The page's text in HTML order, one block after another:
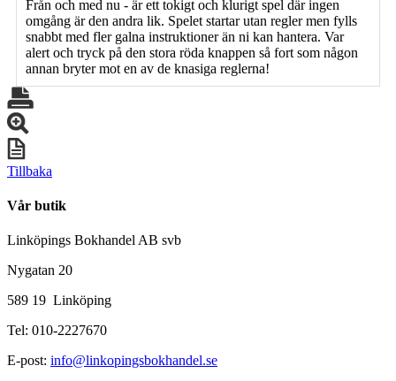
Från och med nu - är ett tokigt och klurigt spel där ingen
omgång är den andra lik. Spelet startar utan regler men fylls
snabbt med fler galna instruktioner än ni kan hantera. Var
alert och tryck på den stora röda knappen så fort som någon
annan bryter mot en av de knasiga reglerna!
Tillbaka
Vår butik
Linköpings Bokhandel AB svb
Nygatan 20
589 19 Linköping
Tel: 010-2227670
E-post: info@linkopingsbokhandel.se